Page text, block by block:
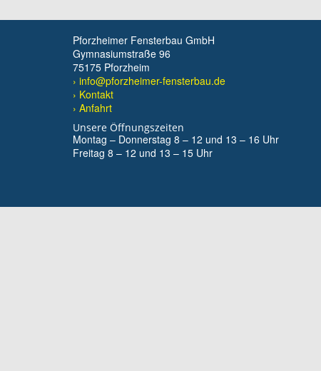
Pforzheimer Fensterbau GmbH
Gymnasiumstraße 96
75175 Pforzheim
› info@pforzheimer-fensterbau.de
› Kontakt
› Anfahrt
Unsere Öffnungszeiten
Montag – Donnerstag 8 – 12 und 13 – 16 Uhr
Freitag 8 – 12 und 13 – 15 Uhr